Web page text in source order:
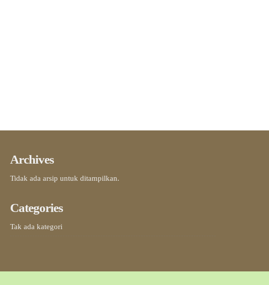
Archives
Tidak ada arsip untuk ditampilkan.
Categories
Tak ada kategori